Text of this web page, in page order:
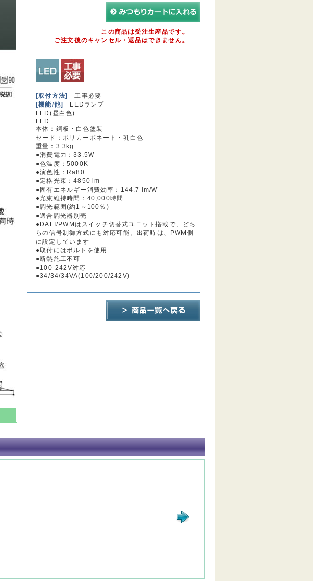
この商品は受注生産品です。
ご注文後のキャンセル・返品はできません。
[取付方法]
工事必要
[機能/他]
LEDランプ
LED(昼白色)
LED
本体：鋼板・白色塗装
セード：ポリカーボネート・乳白色
重量：3.3kg
●消費電力：33.5W
●色温度：5000K
●演色性：Ra80
●定格光束：4850 lm
●固有エネルギー消費効率：144.7 lm/W
●光束維持時間：40,000時間
●調光範囲(約1～100％)
●適合調光器別売
●DALI/PWMはスイッチ切替式ユニット搭載で、どち
らの信号制御方式にも対応可能。出荷時は、PWM側
に設定しています
●取付にはボルトを使用
●断熱施工不可
●100-242V対応
●34/34/34VA(100/200/242V)